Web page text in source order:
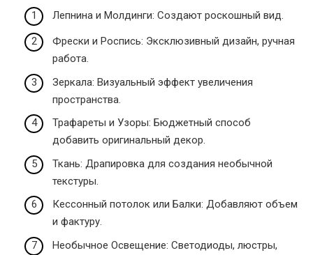
Лепнина и Молдинги: Создают роскошный вид.
Фрески и Роспись: Эксклюзивный дизайн, ручная
работа.
Зеркала: Визуальный эффект увеличения
пространства.
Трафареты и Узоры: Бюджетный способ
добавить оригинальный декор.
Ткань: Драпировка для создания необычной
текстуры.
Кессонный потолок или Балки: Добавляют объем
и фактуру.
Необычное Освещение: Светодиоды, люстры,